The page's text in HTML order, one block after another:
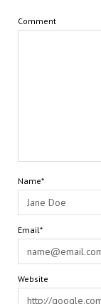
Comment
Name*
Email*
Website